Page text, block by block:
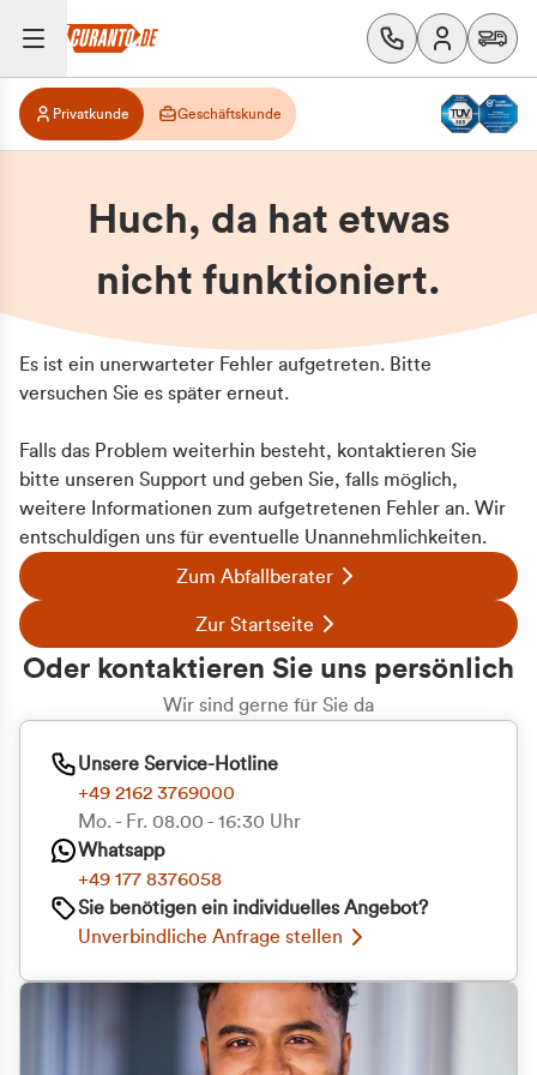
Zustimmung
Wir verwenden Cookies, um Inhalte und Anzeigen
zu personalisieren, Funktionen für soziale Medien
anbieten zu können und die Zugriffe auf unsere
Privatkunde Geschäftskunde
Huch, da hat etwas
nicht funktioniert.
Es ist ein unerwarteter Fehler aufgetreten. Bitte
versuchen Sie es später erneut.
Falls das Problem weiterhin besteht, kontaktieren Sie
bitte unseren Support und geben Sie, falls möglich,
weitere Informationen zum aufgetretenen Fehler an. Wir
entschuldigen uns für eventuelle Unannehmlichkeiten.
Zum Abfallberater
Zur Startseite
Oder kontaktieren Sie uns persönlich
Wir sind gerne für Sie da
Unsere Service-Hotline
+49 2162 3769000
Mo. - Fr. 08.00 - 16:30 Uhr
Whatsapp
+49 177 8376058
Sie benötigen ein individuelles Angebot?
Unverbindliche Anfrage stellen